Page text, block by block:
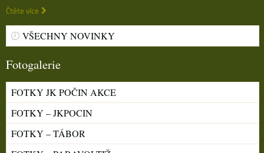
Čtěte více
VŠECHNY NOVINKY
Fotogalerie
FOTKY JK POČIN AKCE
FOTKY – JKPOCIN
FOTKY – TÁBOR